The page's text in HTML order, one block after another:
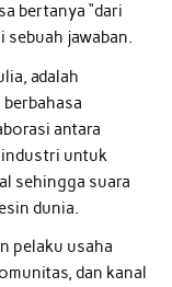
bertanya “dari
sebuah jawaban.
adalah
antara
industri untuk
sehingga suara
dunia.
pelaku usaha
dan kanal